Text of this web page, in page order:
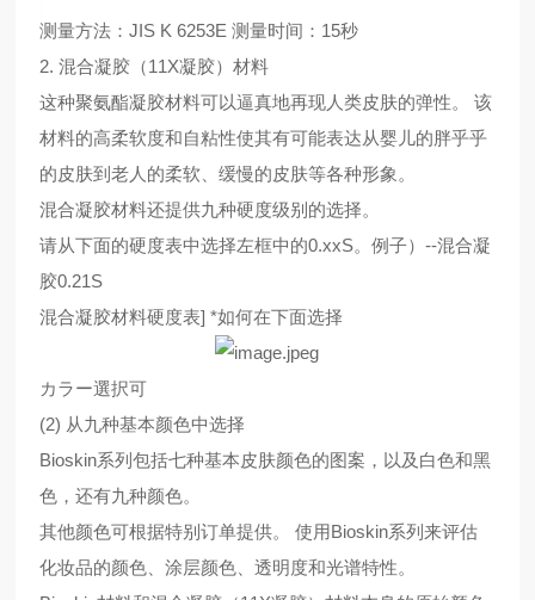
测量方法：JIS K 6253E 测量时间：15秒
2. 混合凝胶（11X凝胶）材料
这种聚氨酯凝胶材料可以逼真地再现人类皮肤的弹性。 该
材料的高柔软度和自粘性使其有可能表达从婴儿的胖乎乎
的皮肤到老人的柔软、缓慢的皮肤等各种形象。
混合凝胶材料还提供九种硬度级别的选择。
请从下面的硬度表中选择左框中的0.xxS。例子）--混合凝
胶0.21S
混合凝胶材料硬度表] *如何在下面选择
カラー選択可
(2) 从九种基本颜色中选择
Bioskin系列包括七种基本皮肤颜色的图案，以及白色和黑
色，还有九种颜色。
其他颜色可根据特别订单提供。 使用Bioskin系列来评估
化妆品的颜色、涂层颜色、透明度和光谱特性。